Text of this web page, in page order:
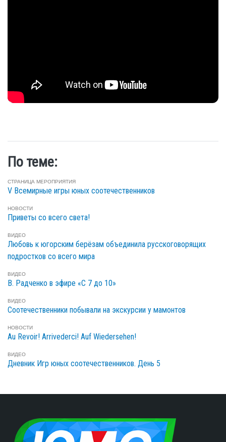
По теме:
СТРАНИЦА МЕРОПРИЯТИЯ
V Всемирные игры юных соотечественников
НОВОСТИ
Приветы со всего света!
ВИДЕО
Любовь к югорским берёзам объединила русскоговорящих
подростков со всего мира
ВИДЕО
В. Радченко в эфире «С 7 до 10»
ВИДЕО
Cоотечественники побывали на экскурсии у мамонтов
НОВОСТИ
Au Revoir! Arrivederci! Auf Wiedersehen!
ВИДЕО
Дневник Игр юных соотечественников. День 5